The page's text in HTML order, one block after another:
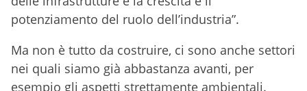
potenziamento del ruolo dell’industria”.
Ma non è tutto da costruire, ci sono anche settori
nei quali siamo già abbastanza avanti, per
esempio gli aspetti strettamente ambientali.